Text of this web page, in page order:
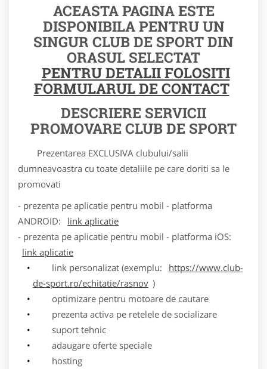
ACEASTA PAGINA ESTE
DISPONIBILA PENTRU UN
SINGUR CLUB DE SPORT DIN
ORASUL SELECTAT
PENTRU DETALII FOLOSITI
FORMULARUL DE CONTACT
DESCRIERE SERVICII
PROMOVARE CLUB DE SPORT
Prezentarea EXCLUSIVA clubului/salii
dumneavoastra cu toate detaliile pe care doriti sa le
promovati
- prezenta pe aplicatie pentru mobil - platforma
ANDROID:
link aplicatie
- prezenta pe aplicatie pentru mobil - platforma iOS:
link aplicatie
link personalizat (exemplu:
https://www.club-
de-sport.ro/echitatie/rasnov )
optimizare pentru motoare de cautare
prezenta activa pe retelele de socializare
suport tehnic
adaugare oferte speciale
hosting